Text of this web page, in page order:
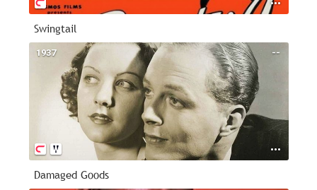
Swingtail
--
1937
Damaged Goods